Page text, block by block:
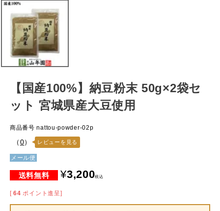
【国産100%】納豆粉末 50g×2袋セ
ット 宮城県産大豆使用
商品番号 nattou-powder-02p
（0） レビューを見る
メール便
¥3,200税込
[ 64 ポイント進呈]